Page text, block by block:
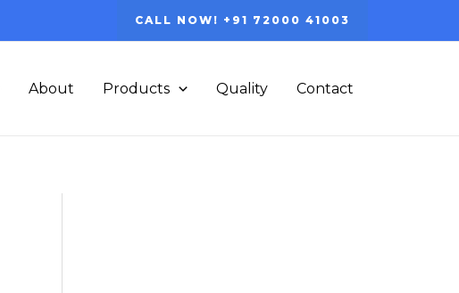
CALL NOW! +91 72000 41003
About Products Quality Contact